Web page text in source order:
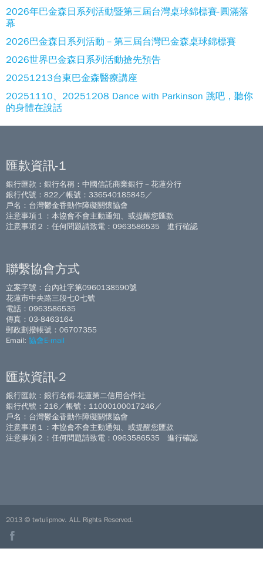
2026年巴金森日系列活動暨第三屆台灣桌球錦標賽-圓滿落
幕
2026巴金森日系列活動－第三屆台灣巴金森桌球錦標賽
2026世界巴金森日系列活動搶先預告
20251213台東巴金森醫療講座
20251110、20251208 Dance with Parkinson 跳吧，聽你
的身體在說話
匯款資訊-1
銀行匯款：銀行名稱：中國信託商業銀行－花蓮分行
銀行代號：822／帳號：336540185845／
戶名：台灣鬱金香動作障礙關懷協會
注意事項１：本協會不會主動通知、或提醒您匯款
注意事項２：任何問題請致電：0963586535 進行確認
聯繫協會方式
立案字號：台內社字第0960138590號
花蓮市中央路三段七O七號
電話：0963586535
傳真：03-8463164
郵政劃撥帳號：06707355
Email: 協會E-mail
匯款資訊-2
銀行匯款：銀行名稱-花蓮第二信用合作社
銀行代號：216／帳號：11000100017246／
戶名：台灣鬱金香動作障礙關懷協會
注意事項１：本協會不會主動通知、或提醒您匯款
注意事項２：任何問題請致電：0963586535 進行確認
2013 © twtulipmov. ALL Rights Reserved.